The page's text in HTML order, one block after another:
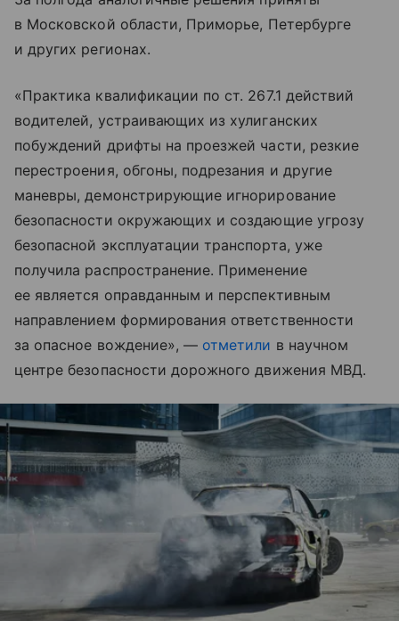
в Московской области, Приморье, Петербурге
и других регионах.
«Практика квалификации по ст. 267.1 действий
водителей, устраивающих из хулиганских
побуждений дрифты на проезжей части, резкие
перестроения, обгоны, подрезания и другие
маневры, демонстрирующие игнорирование
безопасности окружающих и создающие угрозу
безопасной эксплуатации транспорта, уже
получила распространение. Применение
ее является оправданным и перспективным
направлением формирования ответственности
за опасное вождение», — отметили в научном
центре безопасности дорожного движения МВД.